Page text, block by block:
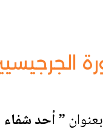
بعنوان” أحد شفاء